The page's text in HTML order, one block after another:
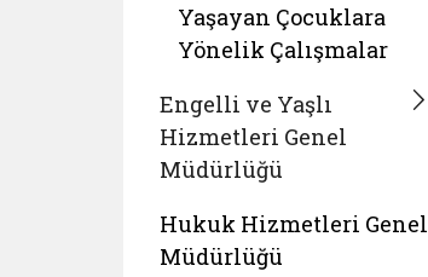
Yaşayan Çocuklara
Yönelik Çalışmalar
Engelli ve Yaşlı
Hizmetleri Genel
Müdürlüğü
Hukuk Hizmetleri Genel
Müdürlüğü